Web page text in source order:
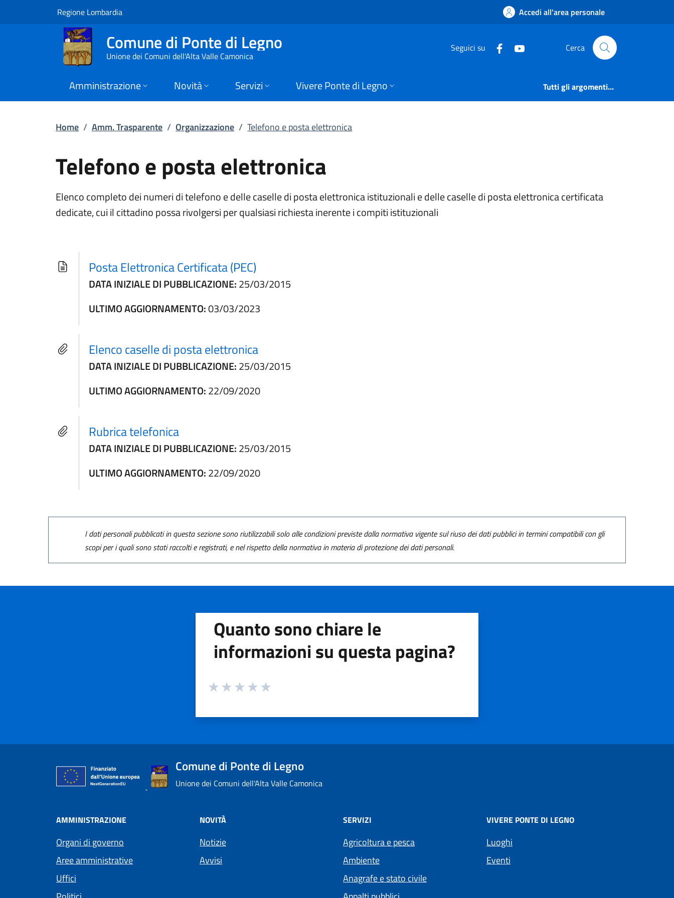
Vai al contenuto principale
Telefono e posta elettronica | Organizzazione | Amm.
Regione Lombardia Accedi all'area personale
Comune di Ponte di Legno
Unione dei Comuni dell'Alta Valle Camonica
Seguici su Cerca
Amministrazione Novità Servizi Vivere Ponte di Legno Tutti gli argomenti...
Home / Amm. Trasparente / Organizzazione / Telefono e posta elettronica
Telefono e posta elettronica
Elenco completo dei numeri di telefono e delle caselle di posta elettronica istituzionali e delle caselle di posta elettronica certificata
dedicate, cui il cittadino possa rivolgersi per qualsiasi richiesta inerente i compiti istituzionali
Posta Elettronica Certificata (PEC)
DATA INIZIALE DI PUBBLICAZIONE:25/03/2015
ULTIMO AGGIORNAMENTO:03/03/2023
Elenco caselle di posta elettronica
DATA INIZIALE DI PUBBLICAZIONE:25/03/2015
ULTIMO AGGIORNAMENTO:22/09/2020
Rubrica telefonica
DATA INIZIALE DI PUBBLICAZIONE:25/03/2015
ULTIMO AGGIORNAMENTO:22/09/2020
I dati personali pubblicati in questa sezione sono riutilizzabili solo alle condizioni previste dalla normativa vigente sul riuso dei dati pubblici in termini compatibili con gli
scopi per i quali sono stati raccolti e registrati, e nel rispetto della normativa in materia di protezione dei dati personali.
Quanto sono chiare le
informazioni su questa pagina?
Valuta da 1 a 5 stelle la pagina
Comune di Ponte di Legno
Unione dei Comuni dell'Alta Valle Camonica
AMMINISTRAZIONE
Organi di governo
Aree amministrative
Uffici
NOVITÀ
Notizie
Avvisi
SERVIZI
Agricoltura e pesca
Ambiente
Anagrafe e stato civile
VIVERE PONTE DI LEGNO
Luoghi
Eventi